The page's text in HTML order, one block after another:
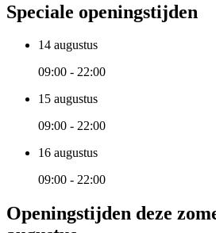
Speciale openingstijden
14 augustus
09:00 - 22:00
15 augustus
09:00 - 22:00
16 augustus
09:00 - 22:00
Openingstijden deze